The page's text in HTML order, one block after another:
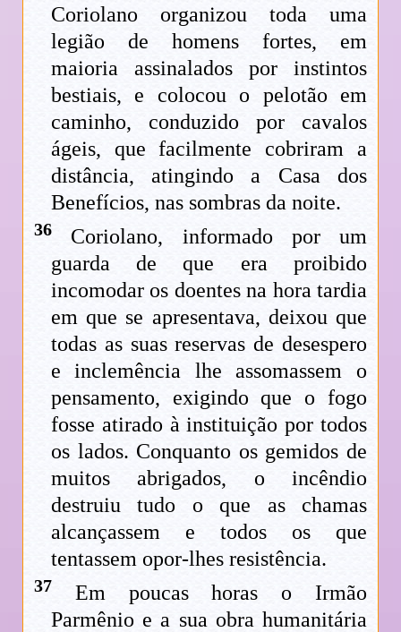
Coriolano organizou toda uma
legião de homens fortes, em
maioria assinalados por instintos
bestiais, e colocou o pelotão em
caminho, conduzido por cavalos
ágeis, que facilmente cobriram a
distância, atingindo a Casa dos
Benefícios, nas sombras da noite.
36 Coriolano, informado por um
guarda de que era proibido
incomodar os doentes na hora tardia
em que se apresentava, deixou que
todas as suas reservas de desespero
e inclemência lhe assomassem o
pensamento, exigindo que o fogo
fosse atirado à instituição por todos
os lados. Conquanto os gemidos de
muitos abrigados, o incêndio
destruiu tudo o que as chamas
alcançassem e todos os que
tentassem opor-lhes resistência.
37 Em poucas horas o Irmão
Parmênio e a sua obra humanitária